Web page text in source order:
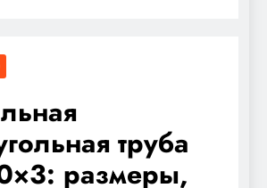
труба
размеры,